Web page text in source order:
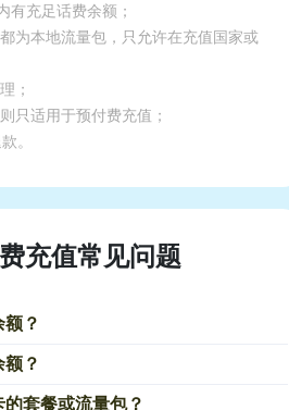
有充足话费余额；
为本地流量包，只允许在充值国家或
；
只适用于预付费充值；
。
充值常见问题
？
？
套餐或流量包？